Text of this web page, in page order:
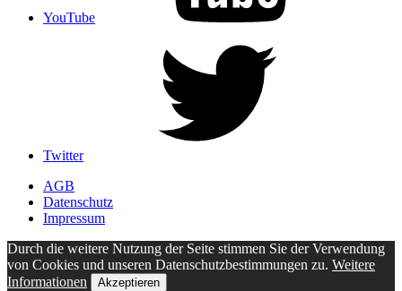
YouTube
Twitter
AGB
Datenschutz
Impressum
Durch die weitere Nutzung der Seite stimmen Sie der Verwendung
von Cookies und unseren Datenschutzbestimmungen zu. Weitere
Informationen
Akzeptieren